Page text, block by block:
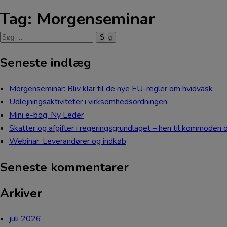
Tag: Morgenseminar
Søg
Seneste indlæg
Morgenseminar: Bliv klar til de nye EU-regler om hvidvask
Udlejningsaktiviteter i virksomhedsordningen
Mini e-bog: Ny Leder
Skatter og afgifter i regeringsgrundlaget – hen til kommoden
Webinar: Leverandører og indkøb
Seneste kommentarer
Arkiver
juli 2026